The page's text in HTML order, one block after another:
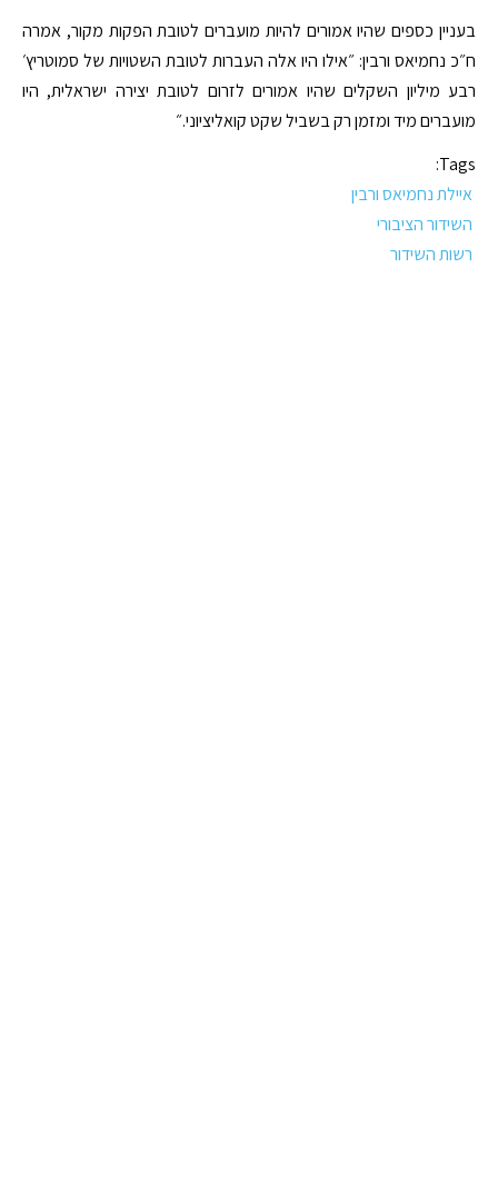
בעניין כספים שהיו אמורים להיות מועברים לטובת הפקות מקור, אמרה
ח״כ נחמיאס ורבין: ״אילו היו אלה העברות לטובת השטויות של סמוטריץ׳
רבע מיליון השקלים שהיו אמורים לזרום לטובת יצירה ישראלית, היו
מועברים מיד ומזמן רק בשביל שקט קואליציוני.״
Tags:
איילת נחמיאס ורבין
השידור הציבורי
רשות השידור